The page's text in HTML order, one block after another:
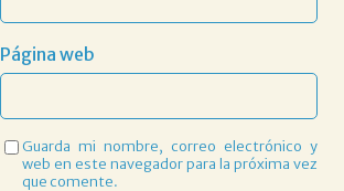
Página web
Guarda mi nombre, correo electrónico y
web en este navegador para la próxima vez
que comente.